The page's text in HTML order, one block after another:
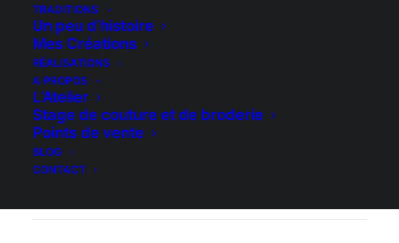
TRADITIONS
Un peu d’histoire
Mes Créations
RÉALISATIONS
A PROPOS
L’Atelier
Stage de couture et de broderie
Points de vente
BLOG
CONTACT
quantité
de
Chemin
de
table
:
AJOUTER AU PANIER
UGS
Chemin de table : Rennes
Catégories